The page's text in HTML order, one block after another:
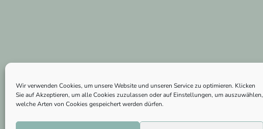
Wir verwenden Cookies, um unsere Website und unseren Service zu optimieren. Klicken
Sie auf Akzeptieren, um alle Cookies zuzulassen oder auf Einstellungen, um auszuwählen,
welche Arten von Cookies gespeichert werden dürfen.
F
a
I
n
© 2026 Koch & Friends